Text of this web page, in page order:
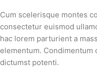
Cum scelerisque montes
consectetur euismod
hac lorem parturient a
elementum. Condimentum
dictumst potenti.